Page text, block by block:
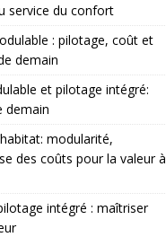
service du confort
: pilotage, coût et
demain
et pilotage intégré:
demain
modularité,
des coûts pour la valeur à
intégré : maîtriser